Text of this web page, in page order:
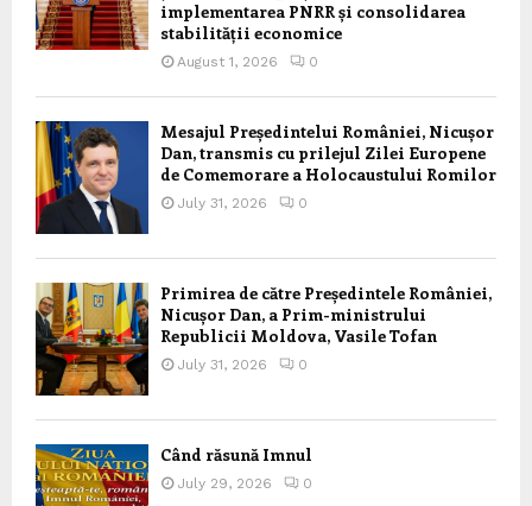
implementarea PNRR și consolidarea
stabilității economice
August 1, 2026 0
Mesajul Președintelui României, Nicușor
Dan, transmis cu prilejul Zilei Europene
de Comemorare a Holocaustului Romilor
July 31, 2026 0
Primirea de către Președintele României,
Nicușor Dan, a Prim-ministrului
Republicii Moldova, Vasile Tofan
July 31, 2026 0
Când răsună Imnul
July 29, 2026 0